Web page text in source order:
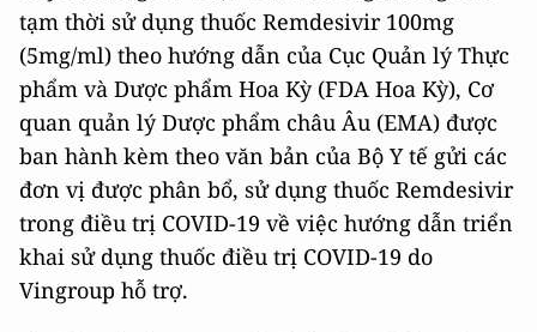
tạm thời sử dụng thuốc Remdesivir 100mg
(5mg/ml) theo hướng dẫn của Cục Quản lý Thực
phẩm và Dược phẩm Hoa Kỳ (FDA Hoa Kỳ), Cơ
quan quản lý Dược phẩm châu Âu (EMA) được
ban hành kèm theo văn bản của Bộ Y tế gửi các
đơn vị được phân bổ, sử dụng thuốc Remdesivir
trong điều trị COVID-19 về việc hướng dẫn triển
khai sử dụng thuốc điều trị COVID-19 do
Vingroup hỗ trợ.